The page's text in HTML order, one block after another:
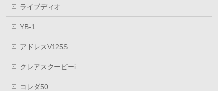
ライブディオ
YB-1
アドレスV125S
クレアスクーピーi
コレダ50